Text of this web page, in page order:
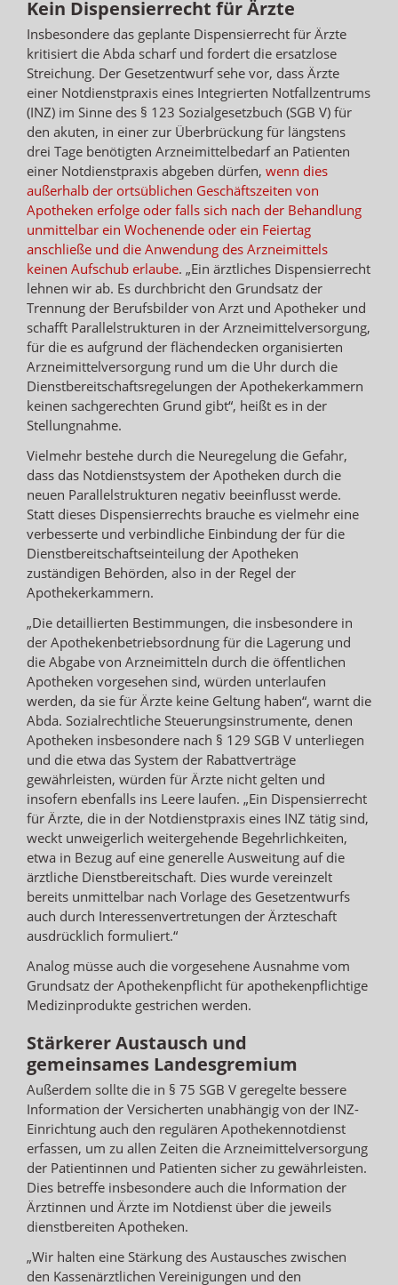
Kein Dispensierrecht für Ärzte
Insbesondere das geplante Dispensierrecht für Ärzte
kritisiert die Abda scharf und fordert die ersatzlose
Streichung. Der Gesetzentwurf sehe vor, dass Ärzte
einer Notdienstpraxis eines Integrierten Notfallzentrums
(INZ) im Sinne des § 123 Sozialgesetzbuch (SGB V) für
den akuten, in einer zur Überbrückung für längstens
drei Tage benötigten Arzneimittelbedarf an Patienten
einer Notdienstpraxis abgeben dürfen, wenn dies
außerhalb der ortsüblichen Geschäftszeiten von
Apotheken erfolge oder falls sich nach der Behandlung
unmittelbar ein Wochenende oder ein Feiertag
anschließe und die Anwendung des Arzneimittels
keinen Aufschub erlaube. „Ein ärztliches Dispensierrecht
lehnen wir ab. Es durchbricht den Grundsatz der
Trennung der Berufsbilder von Arzt und Apotheker und
schafft Parallelstrukturen in der Arzneimittelversorgung,
für die es aufgrund der flächendecken organisierten
Arzneimittelversorgung rund um die Uhr durch die
Dienstbereitschaftsregelungen der Apothekerkammern
keinen sachgerechten Grund gibt“, heißt es in der
Stellungnahme.
Vielmehr bestehe durch die Neuregelung die Gefahr,
dass das Notdienstsystem der Apotheken durch die
neuen Parallelstrukturen negativ beeinflusst werde.
Statt dieses Dispensierrechts brauche es vielmehr eine
verbesserte und verbindliche Einbindung der für die
Dienstbereitschaftseinteilung der Apotheken
zuständigen Behörden, also in der Regel der
Apothekerkammern.
„Die detaillierten Bestimmungen, die insbesondere in
der Apothekenbetriebsordnung für die Lagerung und
die Abgabe von Arzneimitteln durch die öffentlichen
Apotheken vorgesehen sind, würden unterlaufen
werden, da sie für Ärzte keine Geltung haben“, warnt die
Abda. Sozialrechtliche Steuerungsinstrumente, denen
Apotheken insbesondere nach § 129 SGB V unterliegen
und die etwa das System der Rabattverträge
gewährleisten, würden für Ärzte nicht gelten und
insofern ebenfalls ins Leere laufen. „Ein Dispensierrecht
für Ärzte, die in der Notdienstpraxis eines INZ tätig sind,
weckt unweigerlich weitergehende Begehrlichkeiten,
etwa in Bezug auf eine generelle Ausweitung auf die
ärztliche Dienstbereitschaft. Dies wurde vereinzelt
bereits unmittelbar nach Vorlage des Gesetzentwurfs
auch durch Interessenvertretungen der Ärzteschaft
ausdrücklich formuliert.“
Analog müsse auch die vorgesehene Ausnahme vom
Grundsatz der Apothekenpflicht für apothekenpflichtige
Medizinprodukte gestrichen werden.
Stärkerer Austausch und
gemeinsames Landesgremium
Außerdem sollte die in § 75 SGB V geregelte bessere
Information der Versicherten unabhängig von der INZ-
Einrichtung auch den regulären Apothekennotdienst
erfassen, um zu allen Zeiten die Arzneimittelversorgung
der Patientinnen und Patienten sicher zu gewährleisten.
Dies betreffe insbesondere auch die Information der
Ärztinnen und Ärzte im Notdienst über die jeweils
dienstbereiten Apotheken.
„Wir halten eine Stärkung des Austausches zwischen
den Kassenärztlichen Vereinigungen und den